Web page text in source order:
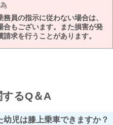
員の指示に従わない場合は、
もございます。また損害が発
求を行うことがあります。
るQ＆A
児は膝上乗車できますか？